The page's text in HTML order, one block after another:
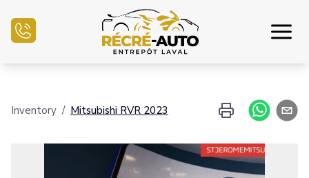
Financiamiento
Inventory / Mitsubishi RVR 2023